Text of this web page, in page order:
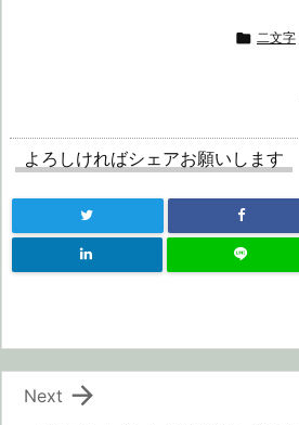
 二文字
よろしければシェアお願いします

Next